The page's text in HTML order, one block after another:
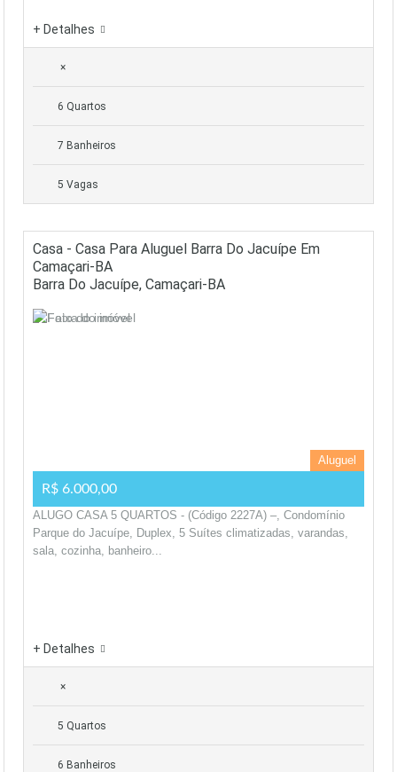
+ Detalhes
×
6 Quartos
7 Banheiros
5 Vagas
Casa - Casa Para Aluguel Barra Do Jacuípe Em
Camaçari-BA
Barra Do Jacuípe, Camaçari-BA
Aluguel
R$ 6.000,00
ALUGO CASA 5 QUARTOS - (Código 2227A) –, Condomínio
Parque do Jacuípe, Duplex, 5 Suítes climatizadas, varandas,
sala, cozinha, banheiro...
+ Detalhes
×
5 Quartos
6 Banheiros